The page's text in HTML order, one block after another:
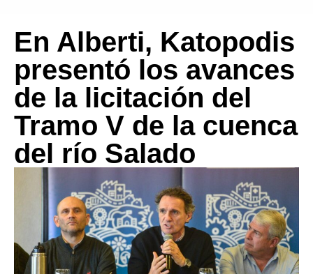
En Alberti, Katopodis
presentó los avances
de la licitación del
Tramo V de la cuenca
del río Salado